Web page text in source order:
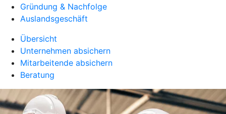
Gründung & Nachfolge
Auslandsgeschäft
Übersicht
Unternehmen absichern
Mitarbeitende absichern
Beratung